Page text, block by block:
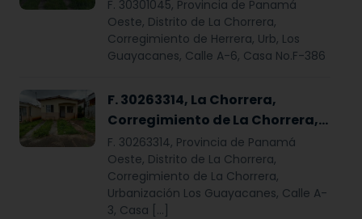
F. 30301045, Provincia de Panamá
Oeste, Distrito de La Chorrera,
Corregimiento de Herrera, Urb, Los
Guayacanes, Calle A-6, Casa No.F-386
F. 30263314, La Chorrera,
Corregimiento de La Chorrera,
Urbanización Los Guayacanes,
Casa No. F-271
F. 30263314, Provincia de Panamá
Oeste, Distrito de La Chorrera,
Corregimiento de La Chorrera,
Urbanización Los Guayacanes, Calle A-
3, Casa […]